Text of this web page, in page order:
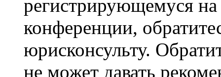
регистрирующемуся
конференции,
юрисконсульту.
не может давать